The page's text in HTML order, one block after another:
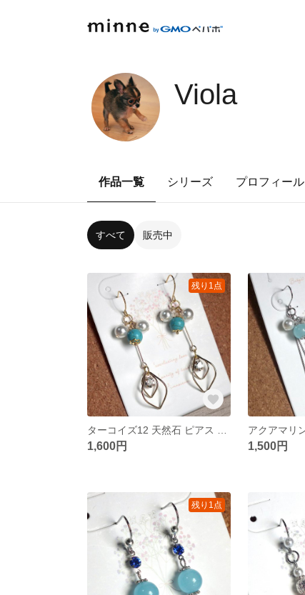
Viola
作品一覧 シリーズ プロフィール
すべて 販売中
残り1点
1,600円 1,500円
残り1点